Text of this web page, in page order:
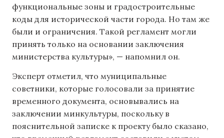
функциональные зоны и градостроительные
коды для исторической части города. Но там же
были и ограничения. Такой регламент могли
принять только на основании заключения
министерства культуры», — напомнил он.
Эксперт отметил, что муниципальные
советники, которые голосовали за принятие
временного документа, основывались на
заключении минкультуры, поскольку в
пояснительной записке к проекту было сказано,